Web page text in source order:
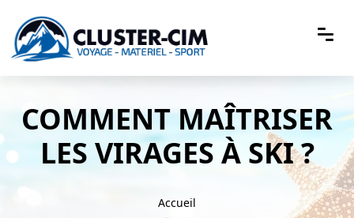
COMMENT MAÎTRISER
LES VIRAGES À SKI ?
Accueil